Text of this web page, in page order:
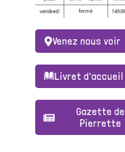
Venez nous voir
Livret d'accueil
Gazette de
Pierrette